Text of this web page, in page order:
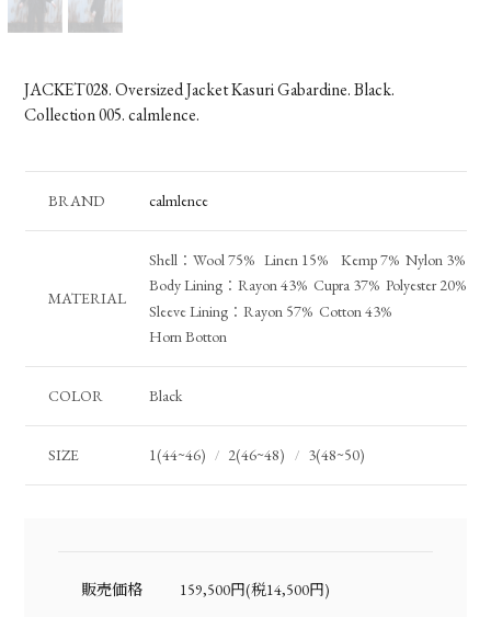
JACKET028. Oversized Jacket Kasuri Gabardine. Black.
Collection 005. calmlence.
BRAND calmlence
MATERIAL
Shell：Wool 75% Linen 15% Kemp 7% Nylon 3%
Body Lining：Rayon 43% Cupra 37% Polyester 20%
Sleeve Lining：Rayon 57% Cotton 43%
Horn Botton
COLOR Black
SIZE 1(44~46) / 2(46~48) / 3(48~50)
販売価格 159,500円(税14,500円)